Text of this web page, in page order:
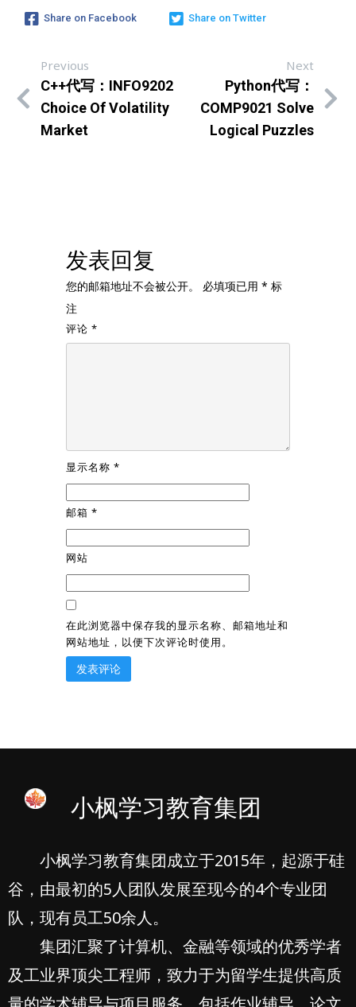
Share on Facebook Share on Twitter
Previous
C++代写：INFO9202
Choice Of Volatility
Market
Next
Python代写：
COMP9021 Solve
Logical Puzzles
发表回复
您的邮箱地址不会被公开。 必填项已用 * 标
注
评论 *
显示名称 *
邮箱 *
网站
在此浏览器中保存我的显示名称、邮箱地址和
网站地址，以便下次评论时使用。
小枫学习教育集团
小枫学习教育集团成立于2015年，起源于硅
谷，由最初的5人团队发展至现今的4个专业团
队，现有员工50余人。
集团汇聚了计算机、金融等领域的优秀学者
及工业界顶尖工程师，致力于为留学生提供高质